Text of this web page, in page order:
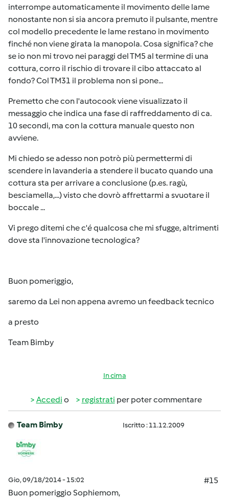
interrompe automaticamente il movimento delle lame
nonostante non si sia ancora premuto il pulsante, mentre
col modello precedente le lame restano in movimento
finché non viene girata la manopola. Cosa significa? che
se io non mi trovo nei paraggi del TM5 al termine di una
cottura, corro il rischio di trovare il cibo attaccato al
fondo? Col TM31 il problema non si pone...
Premetto che con l'autocook viene visualizzato il
messaggio che indica una fase di raffreddamento di ca.
10 secondi, ma con la cottura manuale questo non
avviene.
Mi chiedo se adesso non potrò più permettermi di
scendere in lavanderia a stendere il bucato quando una
cottura sta per arrivare a conclusione (p.es. ragù,
besciamella,...) visto che dovrò affrettarmi a svuotare il
boccale ...
Vi prego ditemi che c'é qualcosa che mi sfugge, altrimenti
dove sta l'innovazione tecnologica?
Buon pomeriggio,
saremo da Lei non appena avremo un feedback tecnico
a presto
Team Bimby
In cima
Accedi o registrati per poter commentare
Team Bimby Iscritto : 11.12.2009
Gio, 09/18/2014 - 15:02
#15
Buon pomeriggio Sophiemom,